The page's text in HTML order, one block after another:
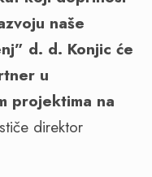
naše
d. d. Konjic će
u
projektima na
direktor